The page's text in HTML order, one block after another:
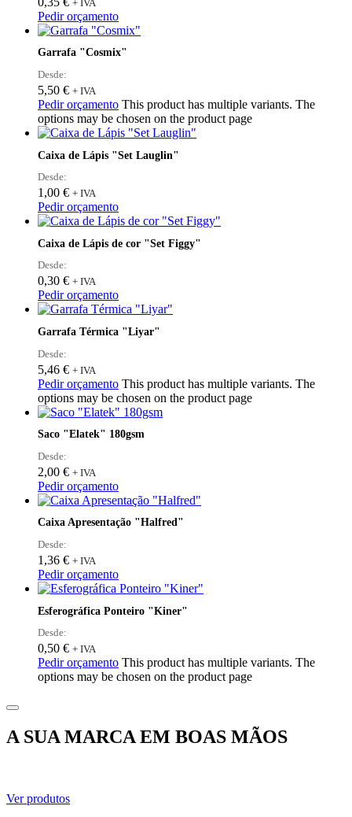
+ IVA
Pedir orçamento
Garrafa "Cosmix"
Desde:
5,50 € + IVA
Pedir orçamento This product has multiple variants. The
options may be chosen on the product page
Caixa de Lápis "Set Lauglin"
Desde:
1,00 € + IVA
Pedir orçamento
Caixa de Lápis de cor "Set Figgy"
Desde:
0,30 € + IVA
Pedir orçamento
Garrafa Térmica "Liyar"
Desde:
5,46 € + IVA
Pedir orçamento This product has multiple variants. The
options may be chosen on the product page
Saco "Elatek" 180gsm
Desde:
2,00 € + IVA
Pedir orçamento
Caixa Apresentação "Halfred"
Desde:
1,36 € + IVA
Pedir orçamento
Esferográfica Ponteiro "Kiner"
Desde:
0,50 € + IVA
Pedir orçamento This product has multiple variants. The
options may be chosen on the product page
A SUA MARCA EM BOAS MÃOS
Ver produtos